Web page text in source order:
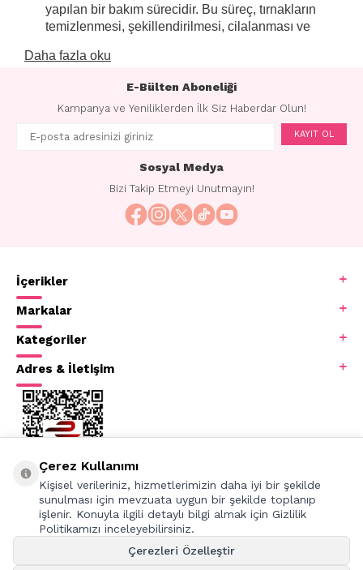
yapılan bir bakım sürecidir. Bu süreç, tırnakların
temizlenmesi, şekillendirilmesi, cilalanması ve
manikür sırasında tırnaklara renkli oje veya
Pedikür ise ayak tırnaklarına yönelik bir bakım
düzeltmek, tırnak etlerini bakıma almak, ölü
adımları içerir. Pedikür, ayak sağlığını artırmak,
tırnaklara düzenli bakım sağlamak ve genel
olarak ayakların rahatlamasına yardımcı olmak
amacıyla uygulanır. Manikür ve pedikür, kişinin
Profesyonel güzellik salonlarında veya kişisel
bakım ürünleri kullanılarak evde
Daha fazla oku
E-Bülten Aboneliği
Kampanya ve Yeniliklerden İlk Siz Haberdar Olun!
KAYIT OL
Sosyal Medya
Bizi Takip Etmeyi Unutmayın!
İçerikler
Markalar
Kategoriler
Adres & İletişim
Çerez Kullanımı
Kişisel verileriniz, hizmetlerimizin daha iyi bir şekilde
sunulması için mevzuata uygun bir şekilde toplanıp
işlenir. Konuyla ilgili detaylı bilgi almak için Gizlilik
Politikamızı inceleyebilirsiniz.
Çerezleri Özelleştir